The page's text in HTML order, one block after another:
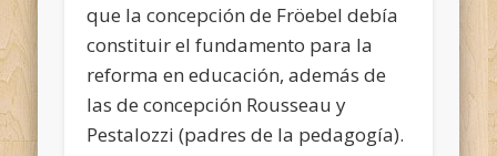
que la concepción de Fröebel debía
constituir el fundamento para la
reforma en educación, además de
las de concepción Rousseau y
Pestalozzi (padres de la pedagogía).